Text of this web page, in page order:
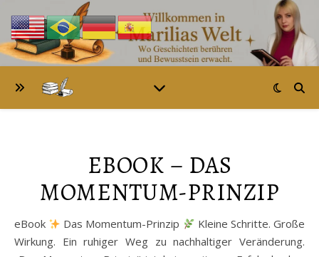
EBOOK – DAS
MOMENTUM-PRINZIP
eBook Das Momentum-Prinzip
Kleine Schritte. Große
Wirkung. Ein ruhiger Weg zu nachhaltiger Veränderung.